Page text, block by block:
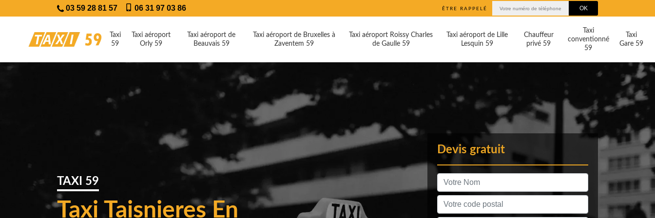
03 59 28 81 57 06 31 97 03 86 ÊTRE RAPPELÉ
Taxi
59
Taxi aéroport
Orly 59
Taxi aéroport de
Beauvais 59
Taxi aéroport de Bruxelles à
Zaventem 59
Taxi aéroport Roissy Charles
de Gaulle 59
Taxi aéroport de Lille
Lesquin 59
Chauffeur
privé 59
Taxi
conventionné
59
Taxi
Gare 59
TAXI 59
Taxi Taisnieres En
Devis gratuit